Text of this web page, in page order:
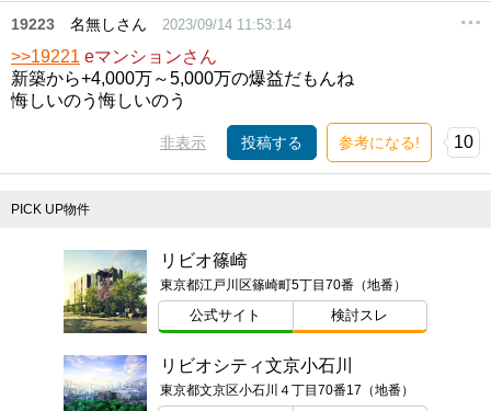
19223 名無しさん 2023/09/14 11:53:14
>>19221 eマンションさん
新築から+4,000万～5,000万の爆益だもんね
悔しいのう悔しいのう
非表示 投稿する 参考になる! 10
PICK UP物件
リビオ篠崎
東京都江戸川区篠崎町5丁目70番（地番）
公式サイト 検討スレ
リビオシティ文京小石川
東京都文京区小石川４丁目70番17（地番）